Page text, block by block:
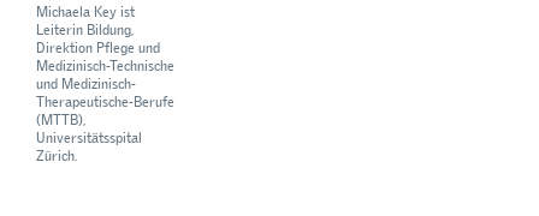
Michaela Key ist
Leiterin Bildung,
Direktion Pflege und
Medizinisch-Technische
und Medizinisch-
Therapeutische-Berufe
(MTTB),
Universitätsspital
Zürich.